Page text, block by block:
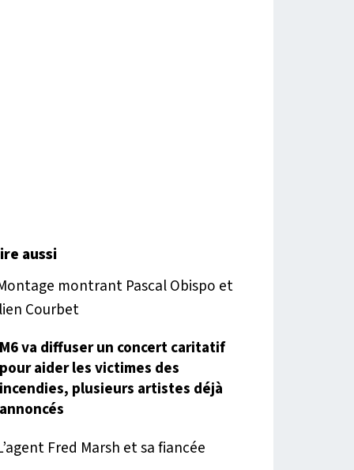
aussi
M6 va diffuser un concert caritatif
pour aider les victimes des
incendies, plusieurs artistes déjà
annoncés